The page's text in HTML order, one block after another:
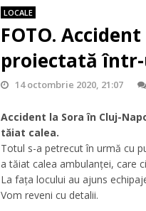
LOCALE
FOTO.
proiectată
14 octombrie 2020, 21:07
Accident la Sora în Cluj-
tăiat calea.
Totul s-a petrecut în urmă cu
a tăiat calea ambulanţei, care
La faţa locului au ajuns
Vom reveni cu detalii.